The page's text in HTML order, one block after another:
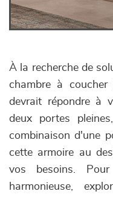
À la recherche de
chambre à
devrait répondre à
deux portes
combinaison d'une
cette armoire au
vos besoins.
harmonieuse,